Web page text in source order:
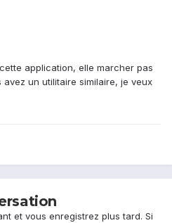
application, elle marcher pas
avez un utilitaire similaire, je veux
et vous enregistrez plus tard. Si